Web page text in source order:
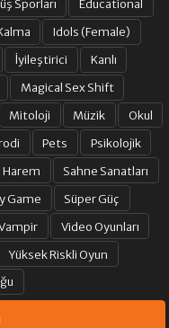
Sporları
Educational
Idols (Female)
İyileştirici
Kanlı
Magical Sex Shift
Mitoloji Müzik
Okul
Pets
Psikolojik
Harem
Sahne Sanatları
Game
Süper Güç
Video Oyunları
Yüksek Riskli Oyun